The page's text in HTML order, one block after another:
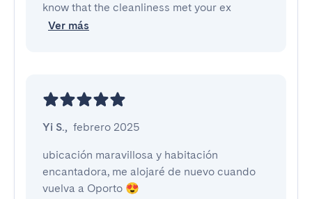
know that the cleanliness met your ex
Ver más
Yi S., febrero 2025
ubicación maravillosa y habitación
encantadora, me alojaré de nuevo cuando
vuelva a Oporto 😍